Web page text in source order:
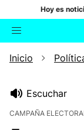
Hoy es
Buscador
Inicio
Escuchar
CAMPAÑA